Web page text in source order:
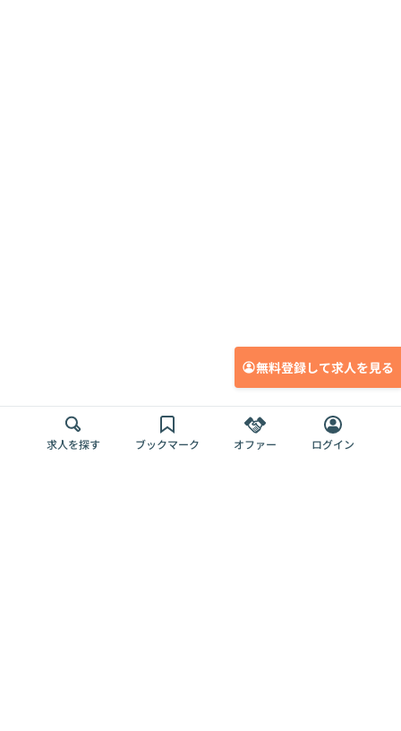
無料登録して求人を見る
求人を探す ブックマーク オファー ログイン